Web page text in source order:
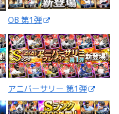
OB 第1弾
アニバーサリー 第1弾